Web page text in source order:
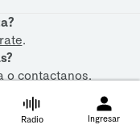
.
ocontactanos.
Radio Ingresar